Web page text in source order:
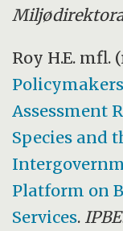
Roy H.E. mfl.
Assessment
Species and
Platform on
Services.